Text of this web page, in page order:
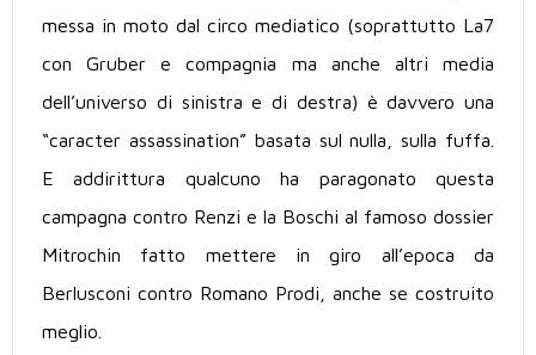
messa in moto dal circo mediatico (soprattutto La7
con Gruber e compagnia ma anche altri media
dell’universo di sinistra e di destra) è davvero una
“caracter assassination” basata sul nulla, sulla fuffa.
E addirittura qualcuno ha paragonato questa
campagna contro Renzi e la Boschi al famoso dossier
Mitrochin fatto mettere in giro all’epoca da
Berlusconi contro Romano Prodi, anche se costruito
meglio.